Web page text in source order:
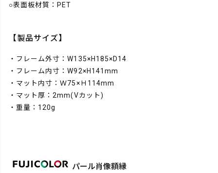
○表面板材質：PET
【製品サイズ】
・フレーム外寸：W135×H185×D14
・フレーム内寸：W92×H141mm
・マット内寸：Ｗ75×Ｈ114mm
・マット厚：2mm(Vカット)
・重量：120g
パール肖像額縁